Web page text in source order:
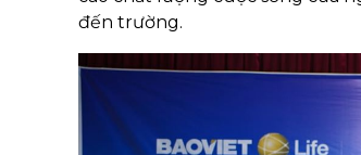
đến trường.